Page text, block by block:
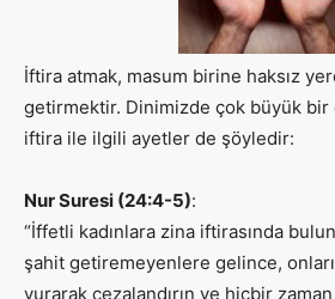
İftira atmak, masum birine haksız
getirmektir. Dinimizde çok büyük bir
iftira ile ilgili ayetler de şöyledir:
Nur Suresi (24:4-5):
“İffetli kadınlara zina iftirasında
şahit getiremeyenlere gelince,
vurarak cezalandırın ve hiçbir